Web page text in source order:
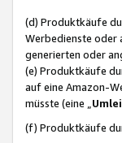
(d) Produktkäufe
Werbedienste oder
generierten oder
(e) Produktkäufe
auf eine Amazon-
müsste (eine „
(f) Produktkäufe